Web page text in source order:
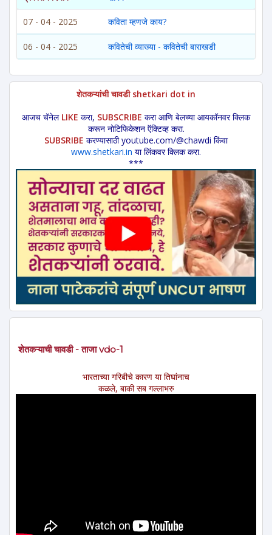
07 - 04 - 2025 कविता म्हणजे काय?
06 - 04 - 2025 कवितेची व्याख्या - कवितेची बाराखडी
शेतकऱ्यांची चावडी shetkari dot in
आजच चॅनेल LIKE करा, SUBSCRIBE करा आणि बेलच्या आयकॉनवर क्लिक
करून नोटिफिकेशन ऍक्टिव्ह करा.
SUBSRIBE करण्यासाठी youtube.com/@chawdi किंवा
www.shetkari.in या लिंकवर क्लिक करा.
***
शेतकऱ्याची चावडी - ताजा vdo-1
भारताच्या गरिबीचे कारण या तिघांनाच
कळले, बाकी सब गल्लाभरु